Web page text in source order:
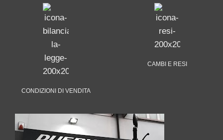
CONDIZIONI DI VENDITA
CAMBI E RESI